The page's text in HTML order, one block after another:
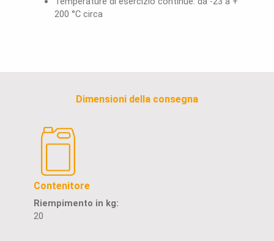
200 °C circa
Dimensioni della consegna
Contenitore
Riempimento in kg:
20